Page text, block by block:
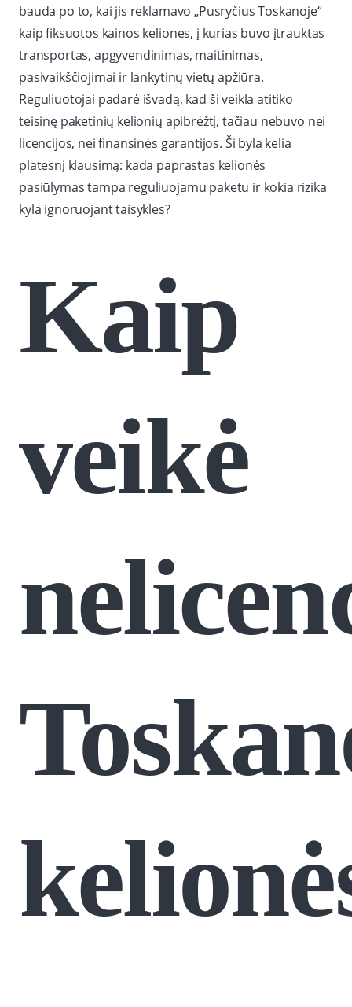
bauda po to, kai jis reklamavo „Pusryčius Toskanoje“
kaip fiksuotos kainos keliones, į kurias buvo įtrauktas
transportas, apgyvendinimas, maitinimas,
pasivaikščiojimai ir lankytinų vietų apžiūra.
Reguliuotojai padarė išvadą, kad ši veikla atitiko
teisinę paketinių kelionių apibrėžtį, tačiau nebuvo nei
licencijos, nei finansinės garantijos. Ši byla kelia
platesnį klausimą: kada paprastas kelionės
pasiūlymas tampa reguliuojamu paketu ir kokia rizika
kyla ignoruojant taisykles?
Kaip
veikė